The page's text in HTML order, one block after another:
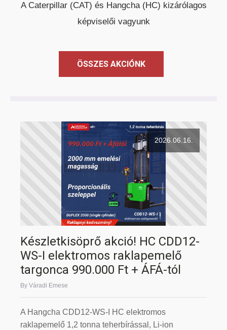
A Caterpillar (CAT) és Hangcha (HC) kizárólagos
képviselői vagyunk
ÖSSZES AKCIÓNK
2026.06.16.
Készletkisöprő akció! HC CDD12-
WS-I elektromos raklapemelő
targonca 990.000 Ft + ÁFÁ-tól
By Váradi Emese
A Hangcha CDD12-WS-I HC elektromos
raklapemelő 1,2 tonna teherbírással, Li-ion